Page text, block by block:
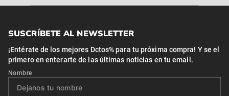
SUSCRÍBETE AL NEWSLETTER
¡Entérate de los mejores Dctos% para tu próxima compra! Y se el
primero en enterarte de las últimas noticias en tu email.
Nombre